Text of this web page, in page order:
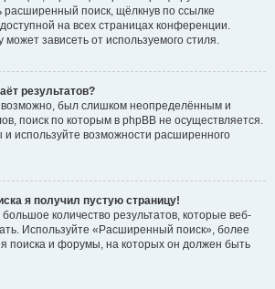
поиск, щёлкнув по ссылке
на всех страницах конференции.
может зависеть от используемого стиля.
результатов?
был слишком неопределённым и
поиск по которым в phpBB не осуществляется.
и используйте возможности расширенного
я получил пустую страницу!
количество результатов, которые веб-
Используйте «Расширенный поиск», более
поиска и форумы, на которых он должен быть